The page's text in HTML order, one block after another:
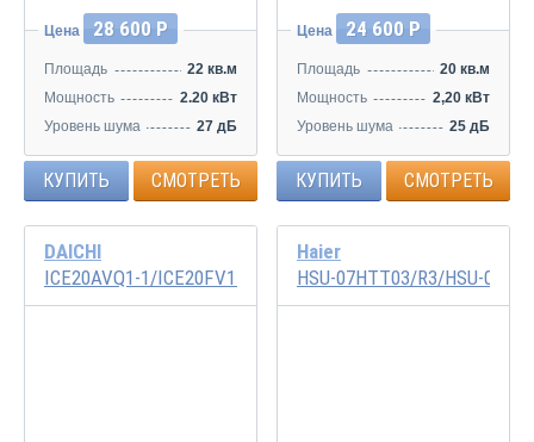
Цена 28 600 Р
Площадь
22 кв.м
Мощность
2.20 кВт
Уровень шума
27 дБ
КУПИТЬ СМОТРЕТЬ
Цена 24 600 Р
Площадь
20 кв.м
Мощность
2,20 кВт
Уровень шума
25 дБ
КУПИТЬ СМОТРЕТЬ
DAICHI
ICE20AVQ1-1/ICE20FV1-1
Haier
HSU-07HTT03/R3/HSU-